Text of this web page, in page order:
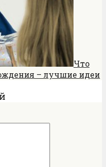
Что
– лучшие идеи